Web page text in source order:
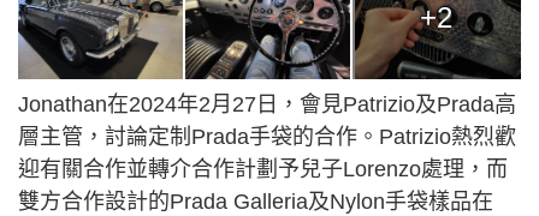
+2
Jonathan在2024年2月27日，會見Patrizio及Prada高
層主管，討論定制Prada手袋的合作。Patrizio熱烈歡
迎有關合作並轉介合作計劃予兒子Lorenzo處理，而
雙方合作設計的Prada Galleria及Nylon手袋樣品在